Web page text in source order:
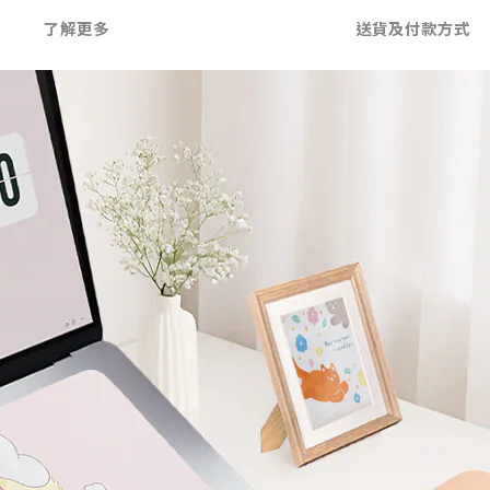
了解更多 送貨及付款方式